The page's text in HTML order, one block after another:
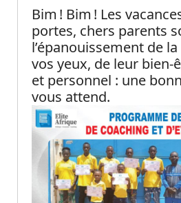
Bim ! Bim ! Les
portes, chers parents
l’épanouissement de
vos yeux, de leur bien-
et personnel : une
vous attend.